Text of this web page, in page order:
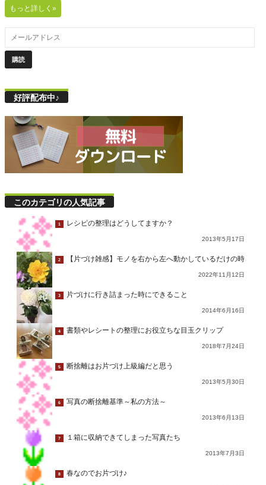
もっと詳しく»
好評配布中♪
このカテゴリの人気記事
1 レシピの整理はどうしてますか？
2013年5月17日
2 【片づけ雑感】モノを右から左へ動かしているだけの時
2022年11月12日
3 片づけに行き詰まった時にできること
2014年6月16日
4 書類やレシートの整理にお役立ちな目玉クリップ
2018年7月24日
5 断捨離はお片づけ上級編だと思う
2013年5月30日
6 写真の断捨離基準～私の方法～
2013年6月13日
7 １箱に収納できてしまった写真たち
2013年7月3日
8 春なのでお片づけ♪